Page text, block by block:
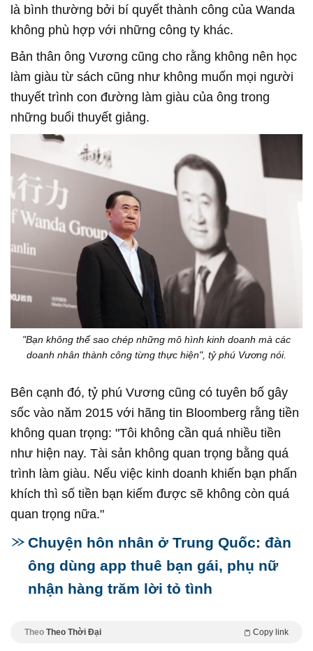
là bình thường bởi bí quyết thành công của Wanda
không phù hợp với những công ty khác.
Bản thân ông Vương cũng cho rằng không nên học
làm giàu từ sách cũng như không muốn mọi người
thuyết trình con đường làm giàu của ông trong
những buổi thuyết giảng.
"Bạn không thể sao chép những mô hình kinh doanh mà các
doanh nhân thành công từng thực hiện", tỷ phú Vương nói.
Bên cạnh đó, tỷ phú Vương cũng có tuyên bố gây
sốc vào năm 2015 với hãng tin Bloomberg rằng tiền
không quan trọng: "Tôi không cần quá nhiều tiền
như hiện nay. Tài sản không quan trọng bằng quá
trình làm giàu. Nếu việc kinh doanh khiến bạn phấn
khích thì số tiền bạn kiếm được sẽ không còn quá
quan trọng nữa."
Chuyện hôn nhân ở Trung Quốc: đàn
ông dùng app thuê bạn gái, phụ nữ
nhận hàng trăm lời tỏ tình
Theo Theo Thời Đại Copy link